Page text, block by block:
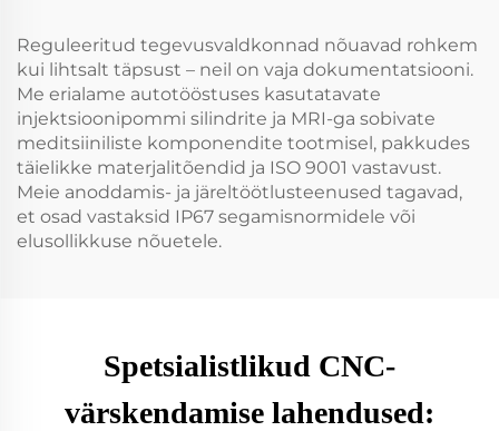
Reguleeritud tegevusvaldkonnad nõuavad rohkem
kui lihtsalt täpsust – neil on vaja dokumentatsiooni.
Me erialame autotööstuses kasutatavate
injektsioonipommi silindrite ja MRI-ga sobivate
meditsiiniliste komponendite tootmisel, pakkudes
täielikke materjalitõendid ja ISO 9001 vastavust.
Meie anoddamis- ja järeltöötlusteenused tagavad,
et osad vastaksid IP67 segamisnormidele või
elusollikkuse nõuetele.
Spetsialistlikud CNC-
värskendamise lahendused: